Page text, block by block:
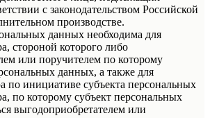
с законодательством Российской
производстве.
данных необходима для
стороной которого либо
или поручителем по которому
данных, а также для
по инициативе субъекта персональных
по которому субъект персональных
выгодоприобретателем или